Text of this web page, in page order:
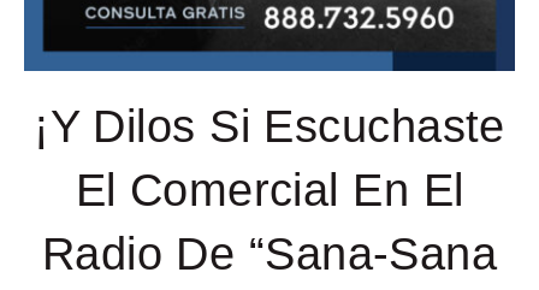
¡Y Dilos Si Escuchaste
El Comercial En El
Radio De “Sana-Sana